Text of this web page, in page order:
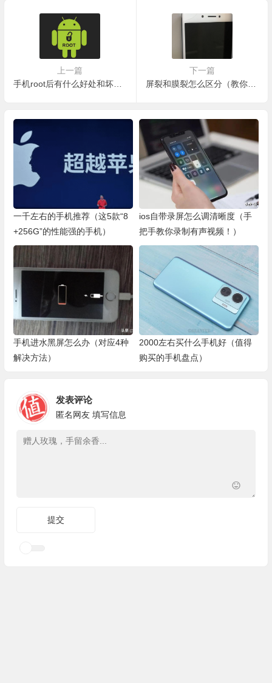
上一篇
手机root后有什么好处和坏处，root手机有哪些
下一篇
屏裂和膜裂怎么区分（教你如何分辨）
一千左右的手机推荐（这5款“8
+256G”的性能强的手机）
ios自带录屏怎么调清晰度（手
把手教你录制有声视频！）
手机进水黑屏怎么办（对应4种
解决方法）
2000左右买什么手机好（值得
购买的手机盘点）
发表评论
匿名网友 填写信息